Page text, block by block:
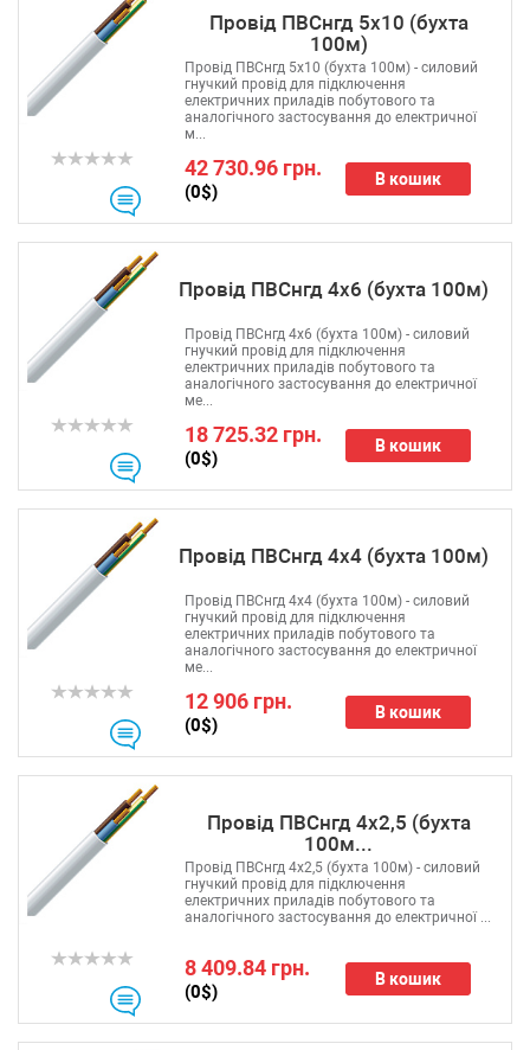
Провід ПВСнгд 5x10 (бухта
100м)
42 730.96 грн.
(0$)
В кошик
Провід ПВСнгд 5x10 (бухта 100м) - силовий
гнучкий провід для підключення
електричних приладів побутового та
аналогічного застосування до електричної
м...
Провід ПВСнгд 4х6 (бухта 100м)
18 725.32 грн.
(0$)
В кошик
Провід ПВСнгд 4х6 (бухта 100м) - силовий
гнучкий провід для підключення
електричних приладів побутового та
аналогічного застосування до електричної
ме...
Провід ПВСнгд 4х4 (бухта 100м)
12 906 грн.
(0$)
В кошик
Провід ПВСнгд 4х4 (бухта 100м) - силовий
гнучкий провід для підключення
електричних приладів побутового та
аналогічного застосування до електричної
ме...
Провід ПВСнгд 4х2,5 (бухта
100м...
8 409.84 грн.
(0$)
В кошик
Провід ПВСнгд 4х2,5 (бухта 100м) - силовий
гнучкий провід для підключення
електричних приладів побутового та
аналогічного застосування до електричної ...